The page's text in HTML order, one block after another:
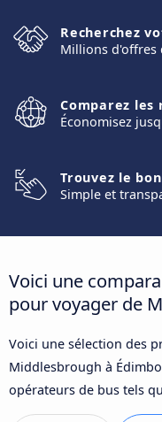
Recherchez
Millions d'offres
Comparez les
Économisez
Trouvez le
Simple et
Voici une
pour voyager de
Voici une sélection des
Middlesbrough à
opérateurs de bus tels